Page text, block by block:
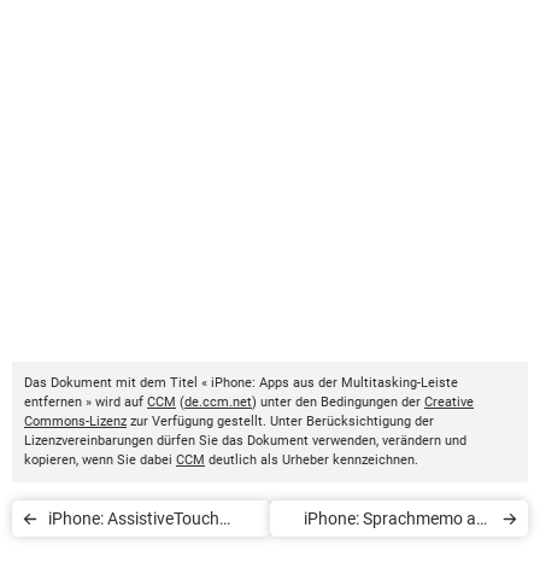
Das Dokument mit dem Titel « iPhone: Apps aus der Multitasking-Leiste
entfernen » wird auf CCM (de.ccm.net) unter den Bedingungen der Creative
Commons-Lizenz zur Verfügung gestellt. Unter Berücksichtigung der
Lizenzvereinbarungen dürfen Sie das Dokument verwenden, verändern und
kopieren, wenn Sie dabei CCM deutlich als Urheber kennzeichnen.
iPhone: AssistiveTouch
iPhone: Sprachmemo auf